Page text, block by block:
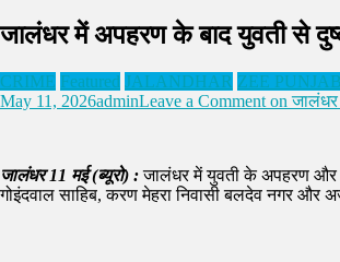
जालंधर में अपहरण के बाद युवती से
CRIME Featured JALANDHAR ZEE
May 11, 2026adminLeave a Comment on जालंधर
जालंधर 11 मई (ब्यूरो) : जालंधर में युवती के अपहरण और
गोइंदवाल साहिब, करण मेहरा निवासी बलदेव नगर और